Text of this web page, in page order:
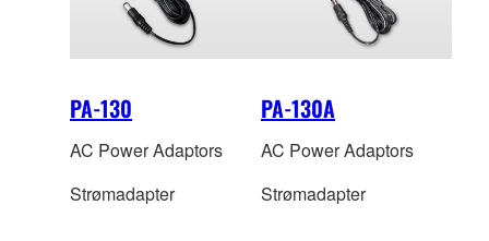
PA-130
AC Power Adaptors
Strømadapter
PA-130A
AC Power Adaptors
Strømadapter